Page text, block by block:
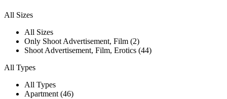
All Sizes
All Sizes
Only Shoot Advertisement, Film (2)
Shoot Advertisement, Film, Erotics (44)
All Types
All Types
Apartment (46)